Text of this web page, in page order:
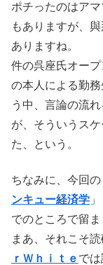
ポチったのはア
もありますが、
ありますね。
件の呉座氏オー
の本人による勤
う中、言論の流
が、そういうス
た、という。
ちなみに、今回
ンキュー経済学
でのところで留ま
まあ、それこそ
ｒＷｈｉｔｅ で